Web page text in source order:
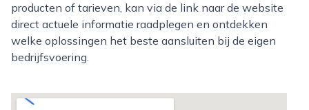
producten of tarieven, kan via de link naar de website
direct actuele informatie raadplegen en ontdekken
welke oplossingen het beste aansluiten bij de eigen
bedrijfsvoering.